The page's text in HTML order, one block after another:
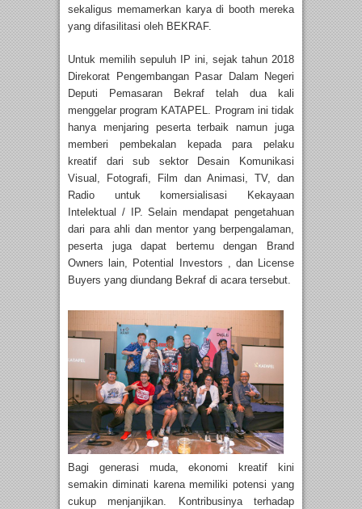
sekaligus memamerkan karya di booth mereka
yang difasilitasi oleh BEKRAF.
Untuk memilih sepuluh IP ini, sejak tahun 2018
Direkorat Pengembangan Pasar Dalam Negeri
Deputi Pemasaran Bekraf telah dua kali
menggelar program KATAPEL. Program ini tidak
hanya menjaring peserta terbaik namun juga
memberi pembekalan kepada para pelaku
kreatif dari sub sektor Desain Komunikasi
Visual, Fotografi, Film dan Animasi, TV, dan
Radio untuk komersialisasi Kekayaan
Intelektual / IP. Selain mendapat pengetahuan
dari para ahli dan mentor yang berpengalaman,
peserta juga dapat bertemu dengan Brand
Owners lain, Potential Investors , dan License
Buyers yang diundang Bekraf di acara tersebut.
Bagi generasi muda, ekonomi kreatif kini
semakin diminati karena memiliki potensi yang
cukup menjanjikan. Kontribusinya terhadap